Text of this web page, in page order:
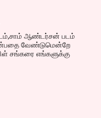
ஆண்டர்சன் படம்
வேண்டுமென்றே
சங்கரை எங்களுக்கு